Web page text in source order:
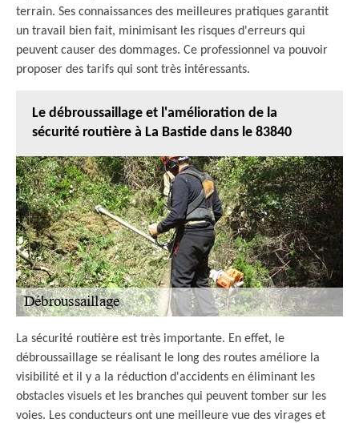
terrain. Ses connaissances des meilleures pratiques garantit
un travail bien fait, minimisant les risques d'erreurs qui
peuvent causer des dommages. Ce professionnel va pouvoir
proposer des tarifs qui sont très intéressants.
Le débroussaillage et l'amélioration de la
sécurité routière à La Bastide dans le 83840
La sécurité routière est très importante. En effet, le
débroussaillage se réalisant le long des routes améliore la
visibilité et il y a la réduction d'accidents en éliminant les
obstacles visuels et les branches qui peuvent tomber sur les
voies. Les conducteurs ont une meilleure vue des virages et